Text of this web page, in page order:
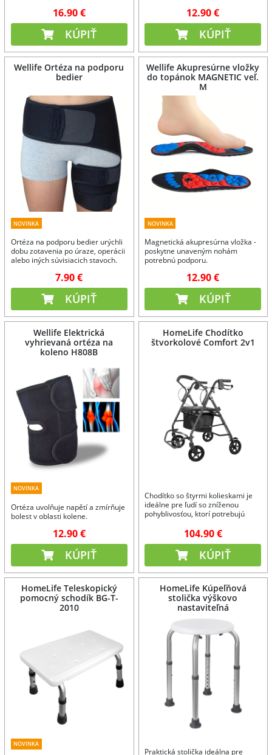
16.90 €
KÚPIŤ
12.90 €
KÚPIŤ
Wellife Ortéza na podporu
bedier
NOVINKA
Ortéza na podporu bedier urýchli
dobu zotavenia po úraze, operácii
alebo iných súvisiacich stavoch.
7.90 €
KÚPIŤ
Wellife Akupresúrne vložky
do topánok MAGNETIC veľ.
M
NOVINKA
Magnetická akupresúrna vložka -
poskytne unaveným nohám
potrebnú podporu.
12.90 €
KÚPIŤ
Wellife Elektrická
vyhrievaná ortéza na
koleno H808B
NOVINKA
Ortéza uvolňuje napětí a zmírňuje
bolest v oblasti kolene.
12.90 €
KÚPIŤ
HomeLife Chodítko
štvorkolové Comfort 2v1
Chodítko so štyrmi kolieskami je
ideálne pre ľudí so zníženou
pohyblivosťou, ktorí potrebujú
104.90 €
KÚPIŤ
HomeLife Teleskopický
pomocný schodík BG-T-
2010
NOVINKA
HomeLife Kúpeľňová
stolička výškovo
nastaviteľná
Praktická stolička ideálna pre